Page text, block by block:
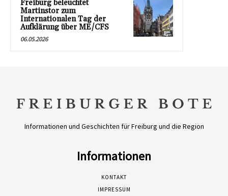
Freiburg beleuchtet
Martinstor zum
Internationalen Tag der
Aufklärung über ME/CFS
06.05.2026
Informationen und Geschichten für Freiburg und die Region
Informationen
KONTAKT
IMPRESSUM